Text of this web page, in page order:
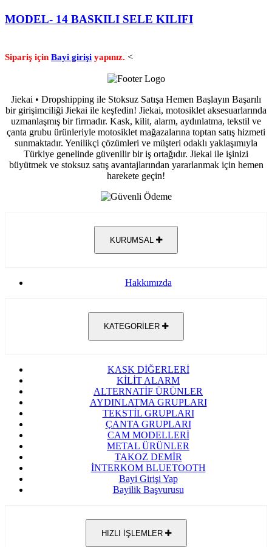
MODEL- 14 BASKILI SELE KILIFI
Sipariş için Bayi girişi yapınız. <
Jiekai • Dropshipping ile Stoksuz Satışa Hemen Başlayın Başarılı
bir girişimciliği Jiekai ile keşfedin! Jiekai, motosiklet aksesuarlarında
uzmanlaşmış bir firmadır. Kask, kilit, alarm, aydınlatma, tekstil ve
çanta grubu ürünleriyle motosiklet mağazalarına toptan satış hizmeti
sunmaktadır. Yenilikçi çözümleri ve müşteri odaklı yaklaşımıyla
Türkiye genelinde güvenilir bir iş ortağıdır. Jiekai ile işinizi
büyütmek ve stoksuz satış avantajlarından yararlanmak için hemen
harekete geçin!
KURUMSAL
Hakkımızda
KATEGORİLER
KASK DİĞERLERİ
KİLİT ALARM
ALTERNATİF ÜRÜNLER
AYDINLATMA GRUPLARI
TEKSTİL GRUPLARI
ÇANTA GRUPLARI
CAM MODELLERİ
METAL ÜRÜNLER
TAKOZ DEMİR
İNTERKOM BLUETOOTH
Bayi Girişi Yap
Bayilik Başvurusu
HIZLI İŞLEMLER